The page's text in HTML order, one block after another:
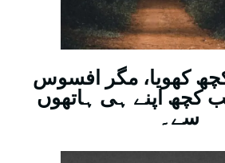
کھویا، مگر افسوس
کچھ اپنے ہی ہاتھوں
سے۔